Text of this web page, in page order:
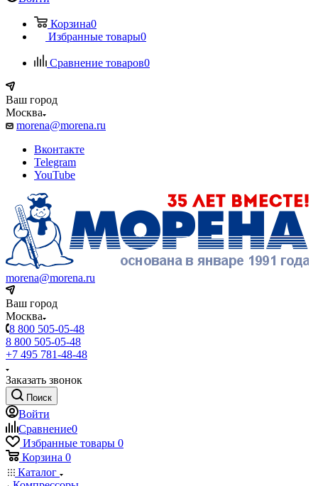
Корзина0
Избранные товары0
Сравнение товаров0
Ваш город
Москва
morena@morena.ru
Вконтакте
Telegram
YouTube
morena@morena.ru
Ваш город
Москва
8 800 505-05-48
8 800 505-05-48
+7 495 781-48-48
Заказать звонок
Поиск
Войти
Сравнение0
Избранные товары 0
Корзина 0
Каталог